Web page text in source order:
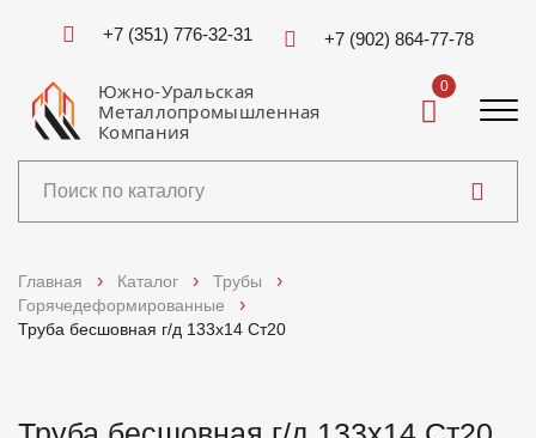
+7 (351) 776-32-31 +7 (902) 864-77-78
Южно-Уральская
Металлопромышленная
Компания
0
Услуги
Главная Каталог
Трубы
Горячедеформированные
Труба бесшовная г/д 133х14 Ст20